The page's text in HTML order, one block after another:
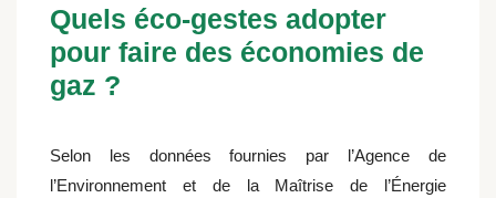
Quels éco-gestes adopter
pour faire des économies de
gaz ?
Selon les données fournies par l’Agence de
l’Environnement et de la Maîtrise de l’Énergie